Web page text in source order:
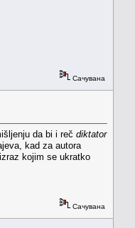
Сачувана
da bi i reč diktator
kad za autora
kojim se ukratko
Сачувана